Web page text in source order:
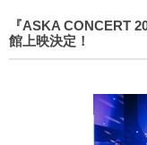
『ASKA CONCERT
館上映決定！